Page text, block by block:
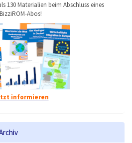
130 Materialien beim Abschluss eines
BizziROM-Abos!
informieren